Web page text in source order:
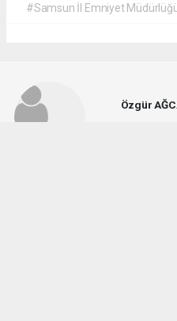
#Samsun İl Emniyet
Özgür